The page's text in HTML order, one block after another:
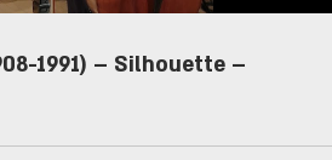
1991) – Silhouette –